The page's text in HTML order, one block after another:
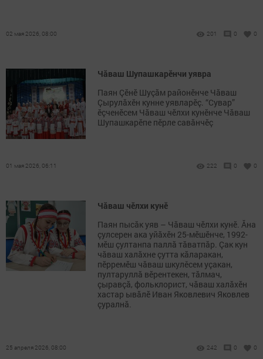
02 мая 2026, 08:00 201 0 0
Чăваш Шупашкарĕнчи уявра
Паян Çĕнĕ Шуçăм районĕнче Чăваш
Çырулăхĕн кунне уявларĕç. “Сувар”
ĕçченĕсем Чăваш чĕлхи кунĕнче Чăваш
Шупашкарĕпе пĕрле савăнчĕç
01 мая 2026, 06:11 222 0 0
Чăваш чĕлхи кунĕ
Паян пысăк уяв – Чăваш чĕлхи кунĕ. Ăна
çулсерен ака уйăхĕн 25-мĕшĕнче, 1992-
мĕш çултанпа паллă тăватпăр. Çак кун
чăваш халăхне çутта кăларакан,
пӗрремĕш чăваш шкулěсем уçакан,
пултаруллă вӗрентекен, тăлмач,
çыравçӑ, фольклорист, чăваш халăхӗн
хастар ывăлӗ Иван Яковлевич Яковлев
çуралнă.
25 апреля 2026, 08:00 242 0 0